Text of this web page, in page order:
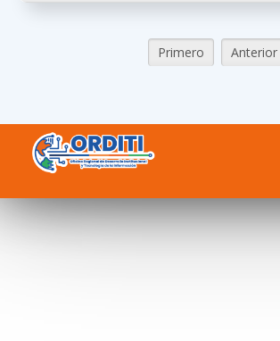
Primero Anterior